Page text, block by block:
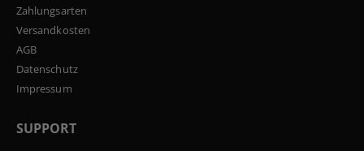
Zahlungsarten
Versandkosten
AGB
Datenschutz
Impressum
SUPPORT